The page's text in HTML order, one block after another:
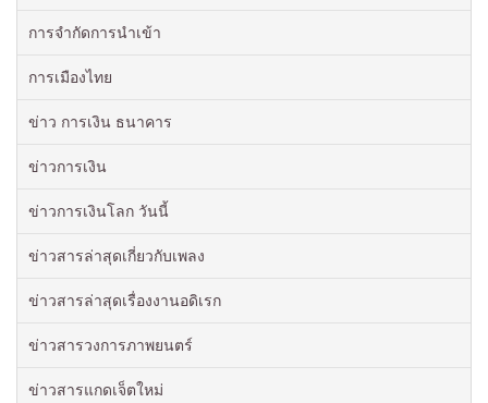
การจำกัดการนำเข้า
การเมืองไทย
ข่าว การเงิน ธนาคาร
ข่าวการเงิน
ข่าวการเงินโลก วันนี้
ข่าวสารล่าสุดเกี่ยวกับเพลง
ข่าวสารล่าสุดเรื่องงานอดิเรก
ข่าวสารวงการภาพยนตร์
ข่าวสารแกดเจ็ตใหม่